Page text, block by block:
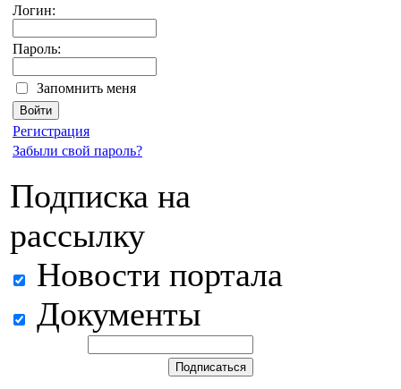
Логин:
Пароль:
Запомнить меня
Регистрация
Забыли свой пароль?
Подписка на
рассылку
Новости портала
Документы